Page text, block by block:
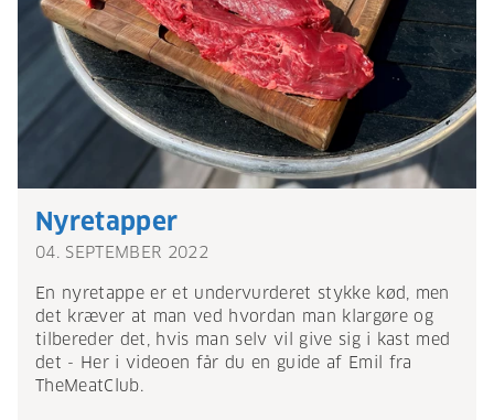
Nyretapper
04. SEPTEMBER 2022
En nyretappe er et undervurderet stykke kød, men
det kræver at man ved hvordan man klargøre og
tilbereder det, hvis man selv vil give sig i kast med
det - Her i videoen får du en guide af Emil fra
TheMeatClub.